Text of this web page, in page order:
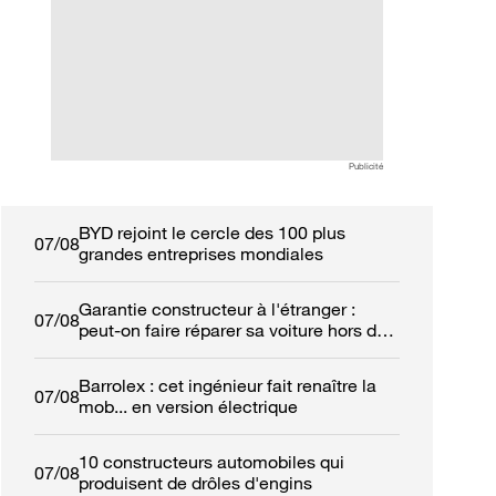
Publicité
07/08BYD rejoint le cercle des 100 plus
grandes entreprises mondiales
07/08Garantie constructeur à l'étranger :
peut-on faire réparer sa voiture hors de
07/08Barrolex : cet ingénieur fait renaître la
mob... en version électrique
07/0810 constructeurs automobiles qui
produisent de drôles d'engins